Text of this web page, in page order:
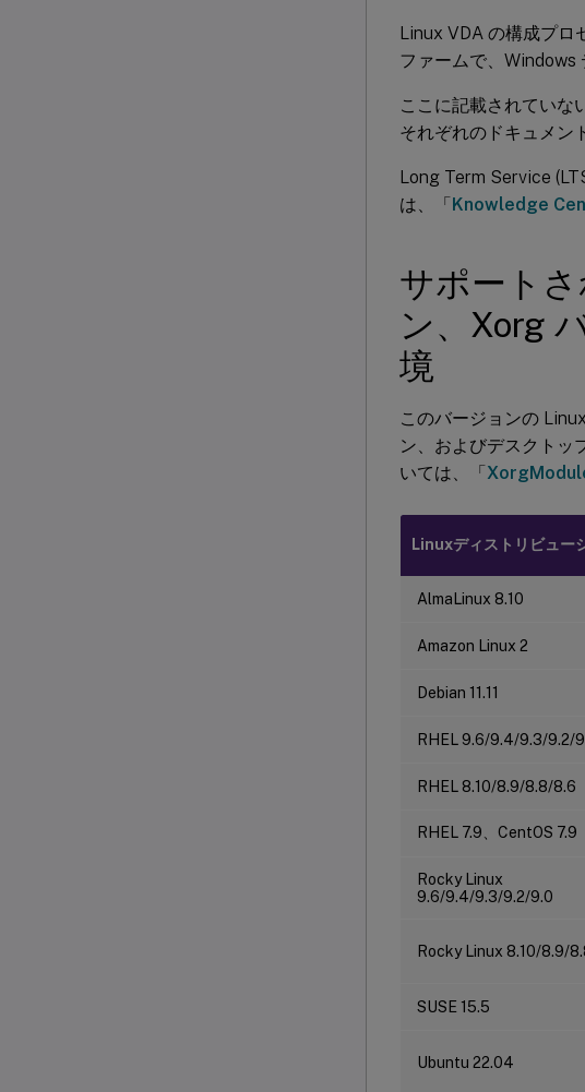
Linux VDA の構成プロ
ファームで、Windows
ここに記載されていな
それぞれのドキュメン
Long Term Service
は、「Knowledge
サポート
ン、Xorg
境
このバージョンの
ン、およびデスクトッ
いては、「
Linuxディストリビュー
AlmaLinux 8.10
Amazon Linux 2
Debian 11.11
RHEL 9.6/9.4/9.3/9.2/
RHEL 8.10/8.9/8.8/8.6
RHEL 7.9、CentOS 7.9
Rocky Linux
9.6/9.4/9.3/9.2/9.0
Rocky Linux 8.10/8.9/
SUSE 15.5
Ubuntu 22.04